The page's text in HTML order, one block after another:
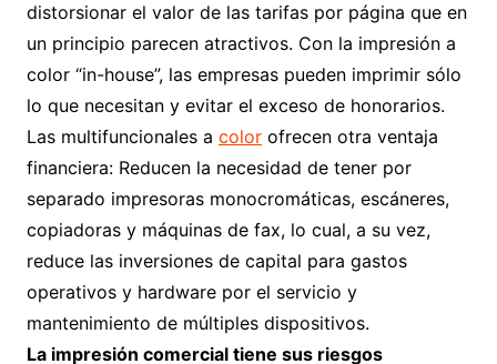
distorsionar el valor de las tarifas por página que en
un principio parecen atractivos. Con la impresión a
color “in-house”, las empresas pueden imprimir sólo
lo que necesitan y evitar el exceso de honorarios.
Las multifuncionales a colorofrecen otra ventaja
financiera: Reducen la necesidad de tener por
separado impresoras monocromáticas, escáneres,
copiadoras y máquinas de fax, lo cual, a su vez,
reduce las inversiones de capital para gastos
operativos y hardware por el servicio y
mantenimiento de múltiples dispositivos.
La impresión comercial tiene sus riesgos